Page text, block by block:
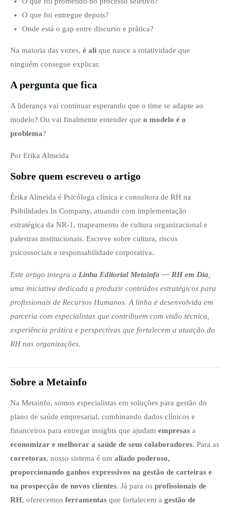
O que foi entregue depois?
Onde está o gap entre discurso e prática?
Na maioria das vezes, é ali que nasce a rotatividade que
ninguém consegue explicar.
A pergunta que fica
A liderança vai continuar esperando que o time se adapte ao
modelo? Ou vai finalmente entender que o modelo é o
problema?
Por Erika Almeida
Sobre quem escreveu o artigo
Érika Almeida é Psicóloga clínica e consultora de RH na
Psibilidades In Company, atuando com implementação
estratégica da NR‑1, mapeamento de cultura organizacional e
palestras institucionais. Escreve sobre cultura, riscos
psicossociais e responsabilidade corporativa.
Este artigo integra a Linha Editorial Metainfo — RH em Dia,
uma iniciativa dedicada a produzir conteúdos estratégicos para
profissionais de Recursos Humanos. A linha é desenvolvida em
parceria com especialistas que contribuem com visão técnica,
experiência prática e perspectivas que fortalecem a atuação do
RH nas organizações.
Sobre a Metainfo
Na Metainfo, somos especialistas em soluções para gestão do
plano de saúde empresarial, combinando dados clínicos e
financeiros para entregar insights que ajudam empresas a
economizar e melhorar a saúde de seus colaboradores. Para as
corretoras, nosso sistema é um aliado poderoso,
proporcionando ganhos expressivos na gestão de carteiras e
na prospecção de novos clientes. Já para os profissionais de
RH, oferecemos ferramentas que fortalecem a gestão de